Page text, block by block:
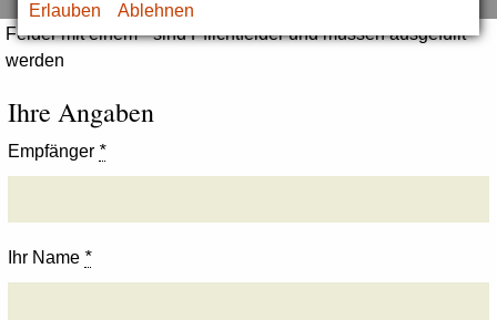
Erlauben Ablehnen
Felder mit einem * sind Pflichtfelder und müssen ausgefüllt
werden
Ihre Angaben
Empfänger *
Ihr Name *